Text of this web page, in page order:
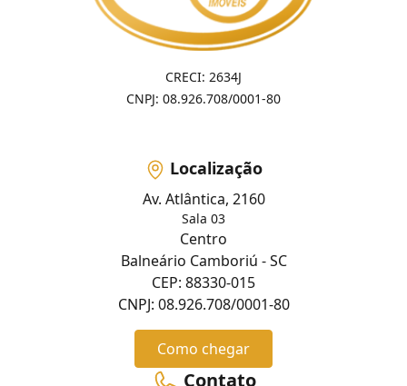
CRECI: 2634J
CNPJ: 08.926.708/0001-80
Localização
Av. Atlântica, 2160
Sala 03
Centro
Balneário Camboriú - SC
CEP: 88330-015
CNPJ: 08.926.708/0001-80
Como chegar
Contato